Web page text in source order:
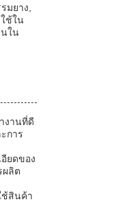
มยาง,
ช้ใน
นใน
งานที่ดี
การ
ยดของ
ผลิต
ช้สินค้า